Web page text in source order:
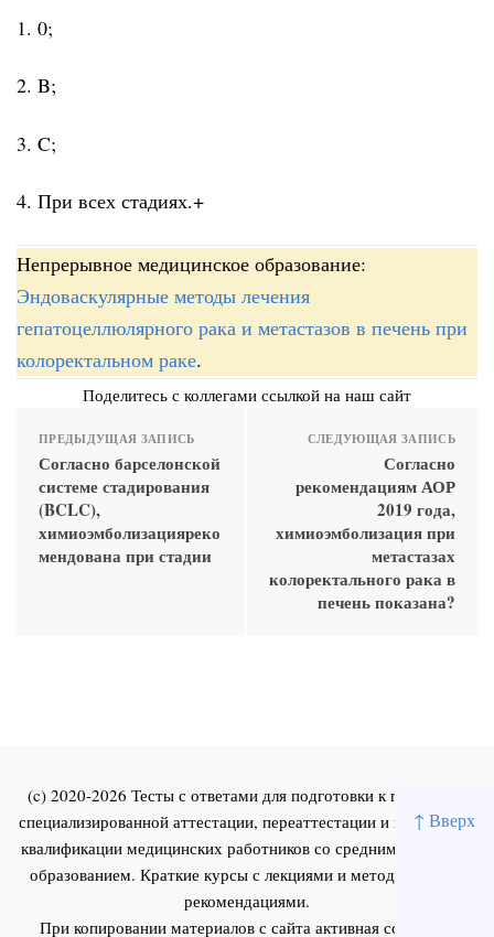
↑ Вверх
1. 0;
2. B;
3. C;
4. При всех стадиях.+
Непрерывное медицинское образование:
Эндоваскулярные методы лечения
гепатоцеллюлярного рака и метастазов в печень при
колоректальном раке.
Поделитесь с коллегами ссылкой на наш сайт
ПРЕДЫДУЩАЯ ЗАПИСЬ
Согласно барселонской
системе стадирования
(BCLC),
химиоэмболизацияреко
мендована при стадии
СЛЕДУЮЩАЯ ЗАПИСЬ
Согласно
рекомендациям АОР
2019 года,
химиоэмболизация при
метастазах
колоректального рака в
печень показана?
(c) 2020-2026 Тесты с ответами для подготовки к первичной
специализированной аттестации, переаттестации и повышения
квалификации медицинских работников со средним и высшим
образованием. Краткие курсы с лекциями и методическими
рекомендациями.
При копировании материалов с сайта активная ссылка на